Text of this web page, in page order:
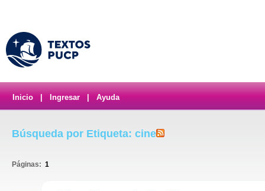
Inicio Ingresar Ayuda
Búsqueda por Etiqueta: cine
Páginas: 1